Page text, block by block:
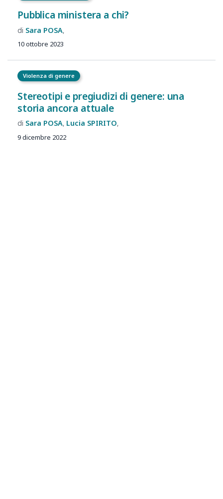
Pubblica ministera a chi?
Sara POSA
10 ottobre 2023
Violenza di genere
Stereotipi e pregiudizi di genere: una
storia ancora attuale
Sara POSA Lucia SPIRITO
9 dicembre 2022